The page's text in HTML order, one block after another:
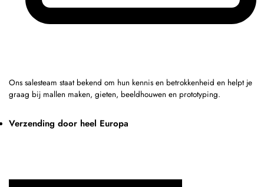
Ons salesteam staat bekend om hun kennis en betrokkenheid en helpt je
graag bij mallen maken, gieten, beeldhouwen en prototyping.
Verzending door heel Europa